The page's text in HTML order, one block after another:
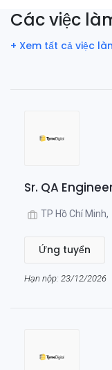
Các việc
+ Xem tất cả việc
Sr. QA
TP Hồ Chí Minh,
Ứng tuyển
Hạn nộp: 23/12/2026